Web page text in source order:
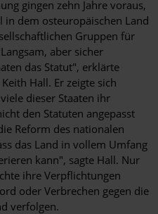
gingen zehn Jahre voraus,
dem osteuropäischen Land
Gruppen für
aber sicher
das Statut", erklärte
Hall. Er zeigte sich
dieser Staaten ihr
den Statuten angepasst
Reform des nationalen
das Land in vollem Umfang
kann", sagte Hall. Nur
ihre Verpflichtungen
oder Verbrechen gegen die
verfolgen.